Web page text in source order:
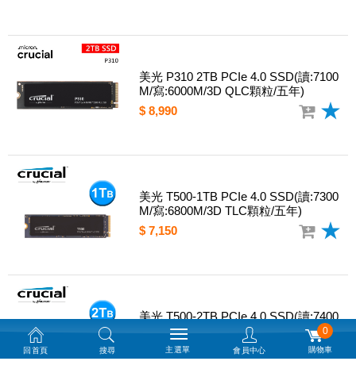
美光 P310 2TB PCIe 4.0 SSD(讀:7100
M/寫:6000M/3D QLC顆粒/五年)
$ 8,990
美光 T500-1TB PCIe 4.0 SSD(讀:7300
M/寫:6800M/3D TLC顆粒/五年)
$ 7,150
美光 T500-2TB PCIe 4.0 SSD(讀:7400
M/寫:7000M/3D TLC顆粒/五年)
$ 11,450
回首頁 搜尋 主選單 會員中心
0
購物車